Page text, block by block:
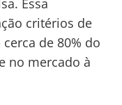
Essa
critérios de
de 80% do
no mercado à